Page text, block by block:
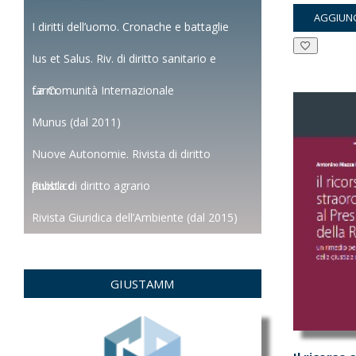
I diritti dell’uomo. Cronache e battaglie
Ius et Salus. Riv. di diritto sanitario e
farm.
La Comunità Internazionale
Munus (dal 2011)
Nuove Autonomie. Rivista di diritto
pubblico
Rivista di diritto agrario
Rivista Giuridica dell’Ambiente (dal 2015)
GIUSTAMM